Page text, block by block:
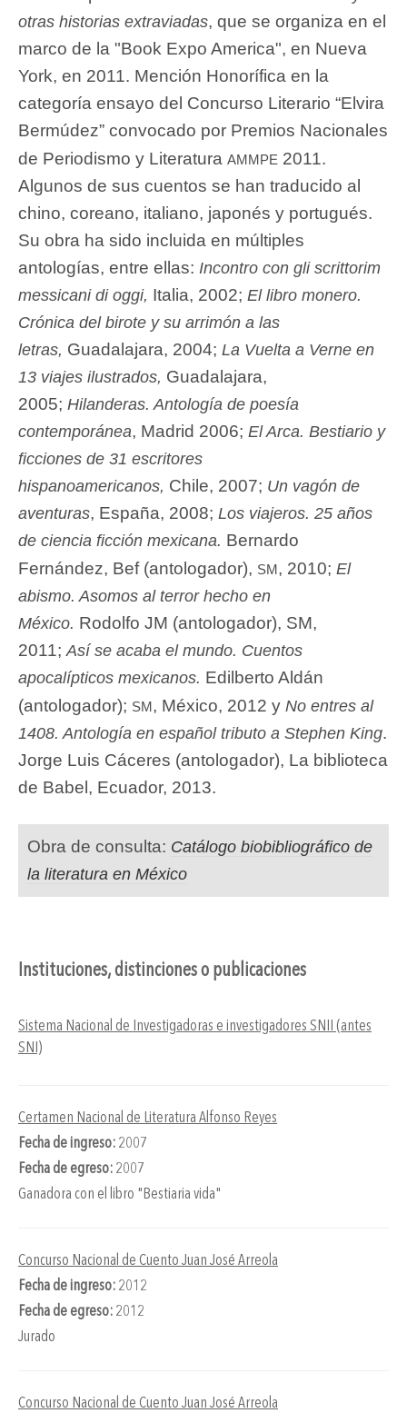
otras historias extraviadas, que se organiza en el
marco de la "Book Expo America", en Nueva
York, en 2011. Mención Honorífica en la
categoría ensayo del Concurso Literario “Elvira
Bermúdez” convocado por Premios Nacionales
de Periodismo y Literatura ammpe 2011.
Algunos de sus cuentos se han traducido al
chino, coreano, italiano, japonés y portugués.
Su obra ha sido incluida en múltiples
antologías, entre ellas: Incontro con gli scrittorim
messicani di oggi, Italia, 2002; El libro monero.
Crónica del birote y su arrimón a las
letras, Guadalajara, 2004; La Vuelta a Verne en
13 viajes ilustrados, Guadalajara,
2005; Hilanderas. Antología de poesía
contemporánea, Madrid 2006; El Arca. Bestiario y
ficciones de 31 escritores
hispanoamericanos, Chile, 2007; Un vagón de
aventuras, España, 2008; Los viajeros. 25 años
de ciencia ficción mexicana. Bernardo
Fernández, Bef (antologador), sm, 2010; El
abismo. Asomos al terror hecho en
México. Rodolfo JM (antologador), SM,
2011; Así se acaba el mundo. Cuentos
apocalípticos mexicanos. Edilberto Aldán
(antologador); sm, México, 2012 y No entres al
1408. Antología en español tributo a Stephen King.
Jorge Luis Cáceres (antologador), La biblioteca
de Babel, Ecuador, 2013.
Obra de consulta: Catálogo biobibliográfico de
la literatura en México
Instituciones, distinciones o publicaciones
Sistema Nacional de Investigadoras e investigadores SNII (antes
SNI)
Certamen Nacional de Literatura Alfonso Reyes
Fecha de ingreso: 2007
Fecha de egreso: 2007
Ganadora con el libro "Bestiaria vida"
Concurso Nacional de Cuento Juan José Arreola
Fecha de ingreso: 2012
Fecha de egreso: 2012
Jurado
Concurso Nacional de Cuento Juan José Arreola